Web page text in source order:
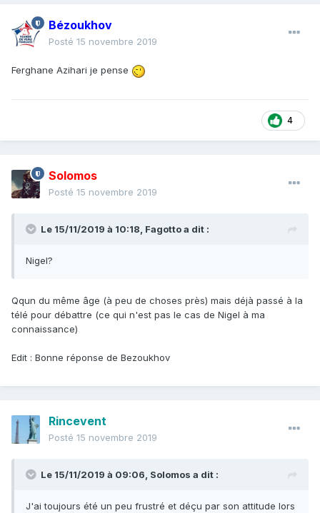
Bézoukhov
Posté 15 novembre 2019
Ferghane Azihari je pense
4
Solomos
Posté 15 novembre 2019
Le 15/11/2019 à 10:18, Fagottoa dit :
Nigel?
Qqun du même âge (à peu de choses près) mais déjà passé à la
télé pour débattre (ce qui n'est pas le cas de Nigel à ma
connaissance)
Edit : Bonne réponse de Bezoukhov
Rincevent
Posté 15 novembre 2019
Le 15/11/2019 à 09:06, Solomos a dit :
J'ai toujours été un peu frustré et déçu par son attitude lors